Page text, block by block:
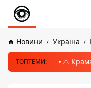
Новини Україна
ТОПТЕМИ: ⚠️